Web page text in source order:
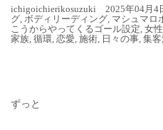
ichigoichierikosuzuki 2025年04月4
グ, ボディリーディング, マシュマロ
こうからやってくるゴール設定, 女
家族, 循環, 恋愛, 施術, 日々の事, 集
ずっと